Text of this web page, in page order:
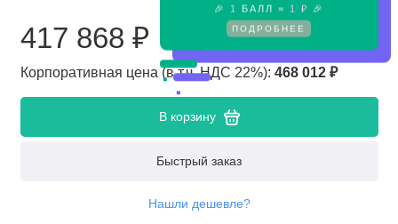
🎉
1 БАЛЛ = 1 ₽ 🎉
ПОДРОБНЕЕ
417 868 ₽
Корпоративная цена (в т.ч. НДС 22%): 468 012 ₽
В корзину
Быстрый заказ
Нашли дешевле?